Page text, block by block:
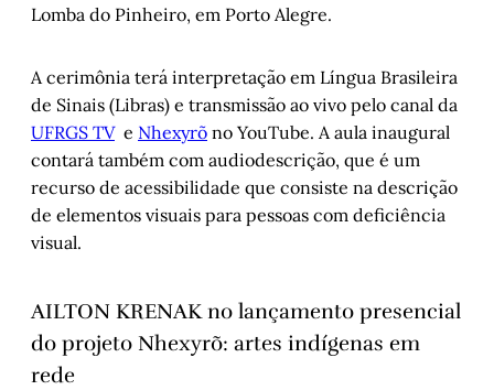
Lomba do Pinheiro, em Porto Alegre.
A cerimônia terá interpretação em Língua Brasileira
de Sinais (Libras) e transmissão ao vivo pelo canal da
UFRGS TVe Nhexyrõ no YouTube. A aula inaugural
contará também com audiodescrição, que é um
recurso de acessibilidade que consiste na descrição
de elementos visuais para pessoas com deficiência
visual.
AILTON KRENAK no lançamento presencial
do projeto Nhexyrõ: artes indígenas em
rede